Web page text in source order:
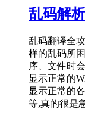
乱码解
乱码翻译全
样的乱码所
序、文件时
显示正常的
显示正常的
等,真的很是